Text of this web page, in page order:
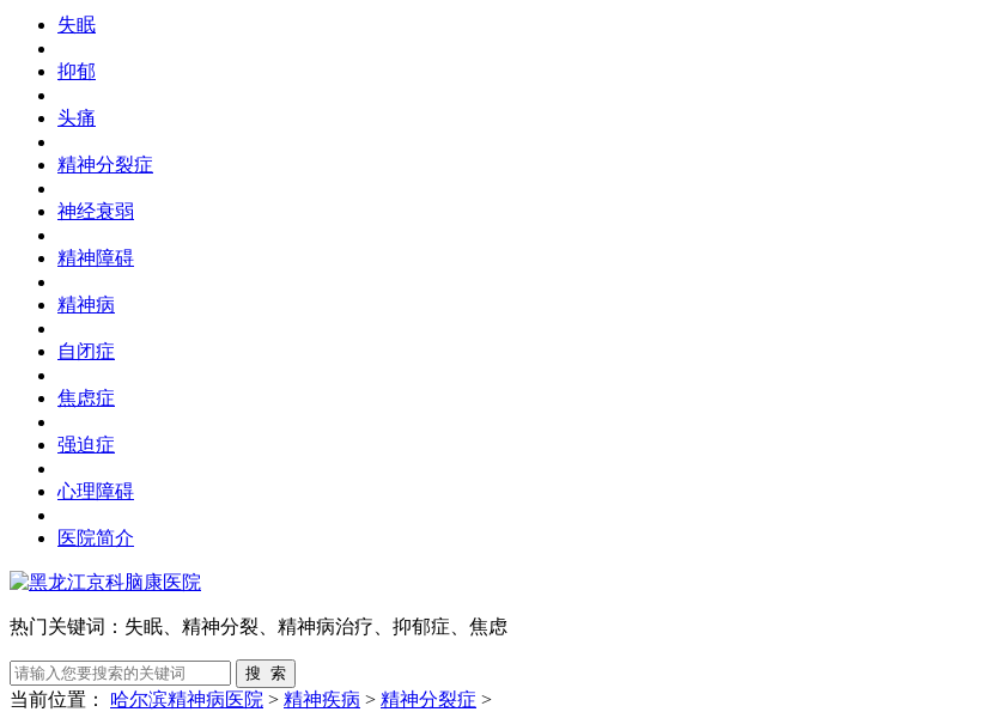
失眠
抑郁
头痛
精神分裂症
神经衰弱
精神障碍
精神病
自闭症
焦虑症
强迫症
心理障碍
医院简介
热门关键词： 失眠、精神分裂、精神病治疗、抑郁症、焦虑
当前位置： 哈尔滨精神病医院 > 精神疾病 > 精神分裂症 >